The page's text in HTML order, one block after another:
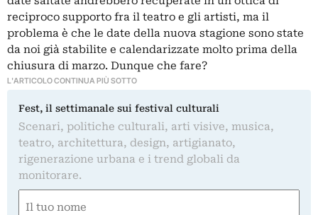
reciproco supporto fra il teatro e gli artisti, ma il
problema è che le date della nuova stagione sono state
da noi già stabilite e calendarizzate molto prima della
chiusura di marzo. Dunque che fare?
L'ARTICOLO CONTINUA PIÙ SOTTO
Fest, il settimanale sui festival culturali
Scenari, politiche culturali, arti visive, musica,
teatro, architettura, design, artigianato,
rigenerazione urbana e i trend globali da
monitorare.